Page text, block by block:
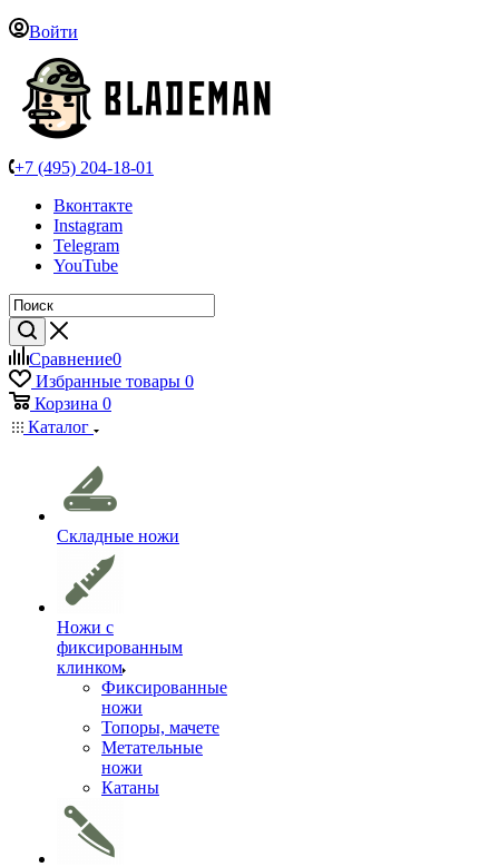
Войти
+7 (495) 204-18-01
Вконтакте
Instagram
Telegram
YouTube
Сравнение0
Избранные товары 0
Корзина 0
Каталог
Складные ножи
Ножи с
фиксированным
клинком
Фиксированные
ножи
Топоры, мачете
Метательные
ножи
Катаны